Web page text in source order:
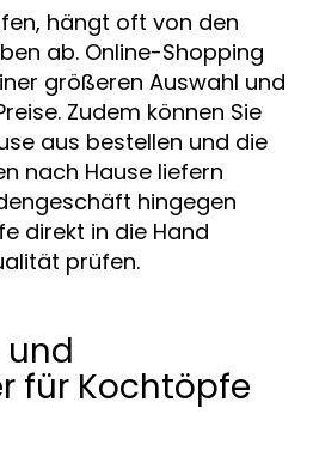
hängt oft von den
ab. Online-Shopping
größeren Auswahl und
Zudem können Sie
aus bestellen und die
nach Hause liefern
hingegen
direkt in die Hand
prüfen.
für Kochtöpfe